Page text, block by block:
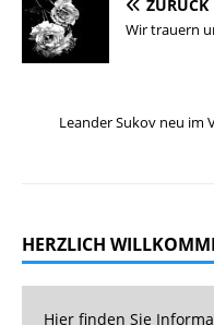
ZURÜCK
Wir trauern
Leander Sukov neu im
HERZLICH
Hier finden Sie